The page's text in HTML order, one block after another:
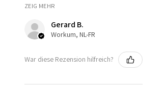
ZEIG MEHR
Gerard B.
Workum, NL-FR
War diese Rezension hilfreich?